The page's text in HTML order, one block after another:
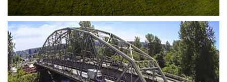
McDonald's Construction Time Lapse
by BanksPhotos